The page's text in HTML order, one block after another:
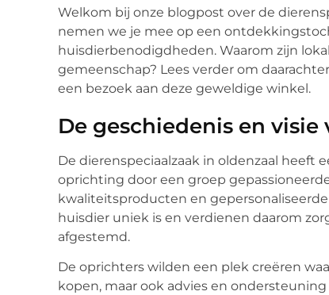
Welkom bij onze blogpost over de
nemen we je mee op een
huisdierbenodigdheden. Waarom zijn
gemeenschap? Lees verder om
een bezoek aan deze geweldige winkel.
De geschiedenis en visie
De dierenspeciaalzaak in oldenzaal heeft
oprichting door een groep
kwaliteitsproducten en
huisdier uniek is en verdienen daarom
afgestemd.
De oprichters wilden een plek creëren
kopen, maar ook advies en